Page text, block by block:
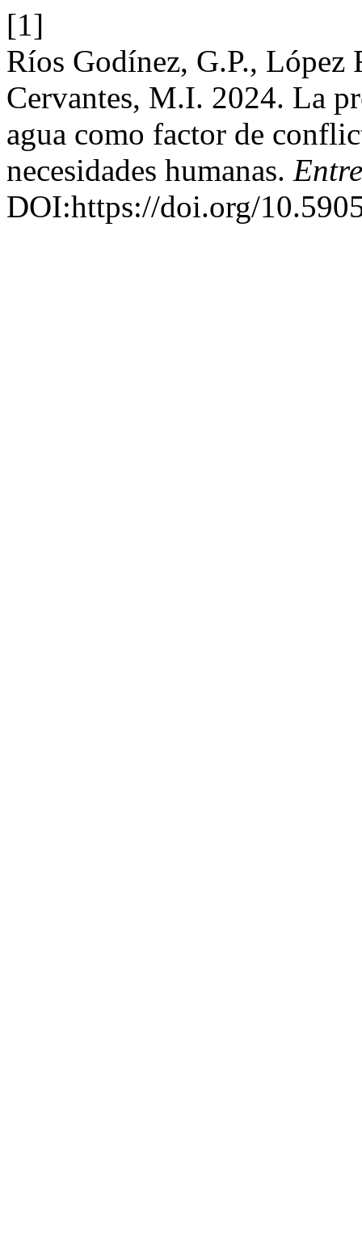
[1]
Ríos Godínez, G.P.,
Cervantes, M.I. 2024. La
agua como factor de
necesidades humanas.
DOI:https://doi.org/